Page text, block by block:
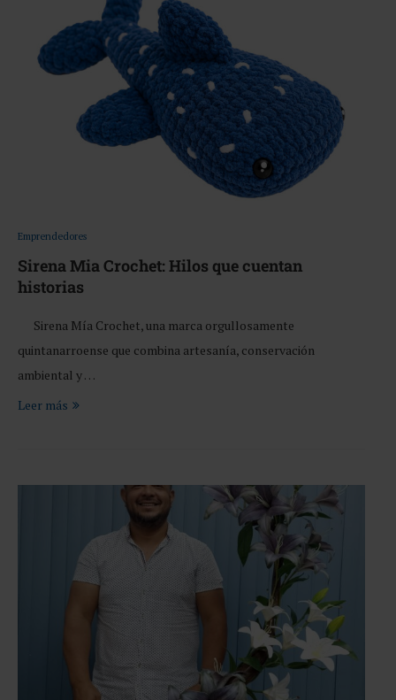
Emprendedores
Sirena Mia Crochet: Hilos que cuentan
historias
Sirena Mía Crochet, una marca orgullosamente
quintanarroense que combina artesanía, conservación
ambiental y …
Leer más